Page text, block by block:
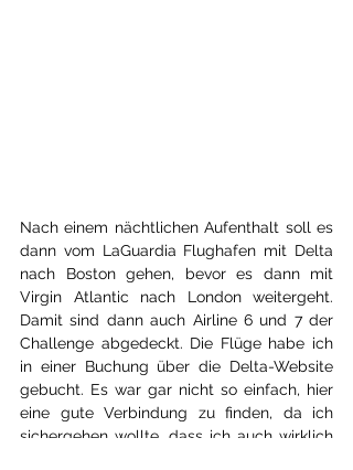
Nach einem nächtlichen Aufenthalt soll es
dann vom LaGuardia Flughafen mit Delta
nach Boston gehen, bevor es dann mit
Virgin Atlantic nach London weitergeht.
Damit sind dann auch Airline 6 und 7 der
Challenge abgedeckt. Die Flüge habe ich
in einer Buchung über die Delta-Website
gebucht. Es war gar nicht so einfach, hier
eine gute Verbindung zu finden, da ich
sichergehen wollte, dass ich auch wirklich